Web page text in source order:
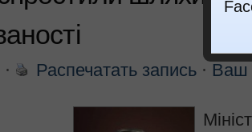
⋅ Распечатать запись ⋅ Ваш